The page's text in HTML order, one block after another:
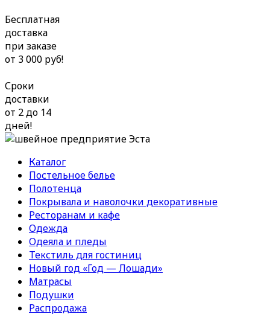
Бесплатная
доставка
при заказе
от 3 000 руб!
Сроки
доставки
от 2 до 14
дней!
Каталог
Постельное белье
Полотенца
Покрывала и наволочки декоративные
Ресторанам и кафе
Одежда
Одеяла и пледы
Текстиль для гостиниц
Новый год «Год — Лошади»
Матрасы
Подушки
Распродажа